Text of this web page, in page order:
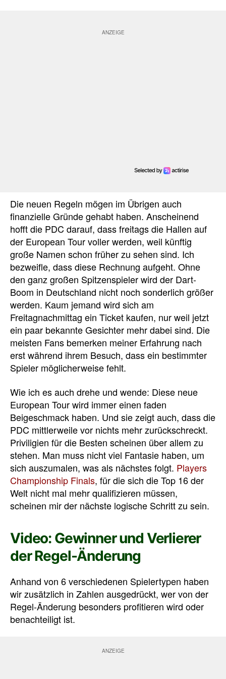
Die neuen Regeln mögen im Übrigen auch
finanzielle Gründe gehabt haben. Anscheinend
hofft die PDC darauf, dass freitags die Hallen auf
der European Tour voller werden, weil künftig
große Namen schon früher zu sehen sind. Ich
bezweifle, dass diese Rechnung aufgeht. Ohne
den ganz großen Spitzenspieler wird der Dart-
Boom in Deutschland nicht noch sonderlich größer
werden. Kaum jemand wird sich am
Freitagnachmittag ein Ticket kaufen, nur weil jetzt
ein paar bekannte Gesichter mehr dabei sind. Die
meisten Fans bemerken meiner Erfahrung nach
erst während ihrem Besuch, dass ein bestimmter
Spieler möglicherweise fehlt.
Wie ich es auch drehe und wende: Diese neue
European Tour wird immer einen faden
Beigeschmack haben. Und sie zeigt auch, dass die
PDC mittlerweile vor nichts mehr zurückschreckt.
Priviligien für die Besten scheinen über allem zu
stehen. Man muss nicht viel Fantasie haben, um
sich auszumalen, was als nächstes folgt. Players
Championship Finals, für die sich die Top 16 der
Welt nicht mal mehr qualifizieren müssen,
scheinen mir der nächste logische Schritt zu sein.
Video: Gewinner und Verlierer
der Regel-Änderung
Anhand von 6 verschiedenen Spielertypen haben
wir zusätzlich in Zahlen ausgedrückt, wer von der
Regel-Änderung besonders profitieren wird oder
benachteiligt ist.